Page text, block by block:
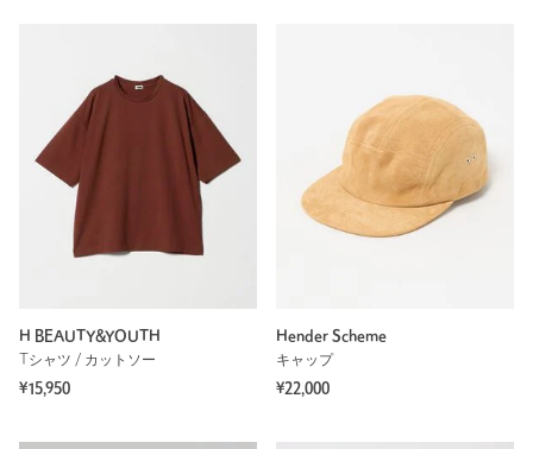
H BEAUTY&YOUTH
Tシャツ / カットソー
¥15,950
Hender Scheme
キャップ
¥22,000